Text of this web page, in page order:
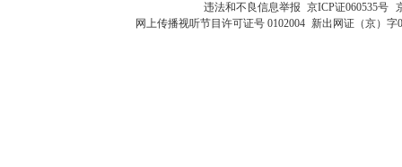
违法和不良信息举报 京ICP证060535号
网上传播视听节目许可证号 0102004 新出网证（京）